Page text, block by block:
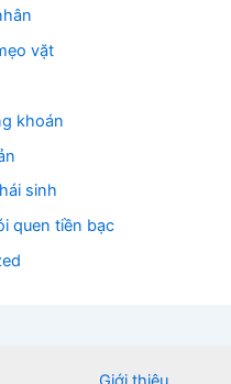
vặt
khoán
sinh
quen tiền bạc